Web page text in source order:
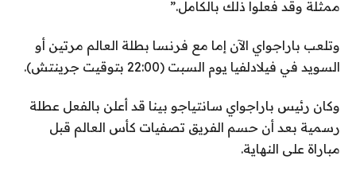
ممثلة وقد فعلوا ذلك بالكامل.”
وتلعب باراجواي الآن إما مع فرنسا بطلة العالم مرتين أو
السويد في فيلادلفيا يوم السبت (22:00 بتوقيت جرينتش).
وكان رئيس باراجواي سانتياجو بينا قد أعلن بالفعل عطلة
رسمية بعد أن حسم الفريق تصفيات كأس العالم قبل
مباراة على النهاية.